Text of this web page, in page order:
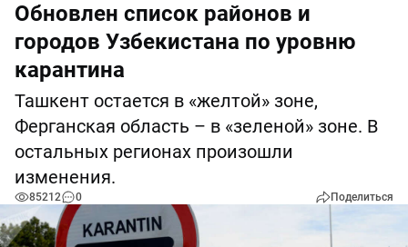
Обновлен список районов и
городов Узбекистана по уровню
карантина
Ташкент остается в «желтой» зоне,
Ферганская область – в «зеленой» зоне. В
остальных регионах произошли
изменения.
85212 0 Поделиться